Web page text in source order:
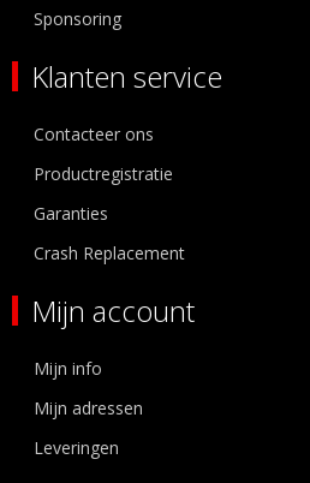
Sponsoring
Klanten service
Contacteer ons
Productregistratie
Garanties
Crash Replacement
Mijn account
Mijn info
Mijn adressen
Leveringen